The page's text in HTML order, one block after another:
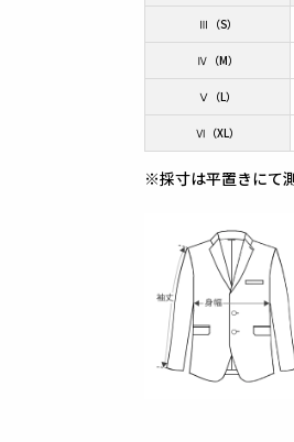
Ⅲ（S）
Ⅳ（M）
Ⅴ（L）
Ⅵ（XL）
※採寸は平置きにて